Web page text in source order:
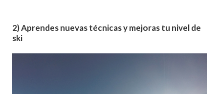
2) Aprendes nuevas técnicas y mejoras tu nivel de
ski